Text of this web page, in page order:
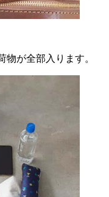
が全部入ります。